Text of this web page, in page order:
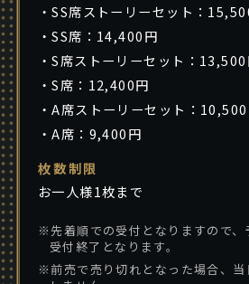
・SS席ストーリーセット：
・SS席：14,400円
・S席ストーリーセット：
・S席：12,400円
・A席ストーリーセット：
・A席：9,400円
枚数制限
お一人様1枚まで
※先着順での受付となりますので、
受付終了となります。
※前売で売り切れとなった場合、当